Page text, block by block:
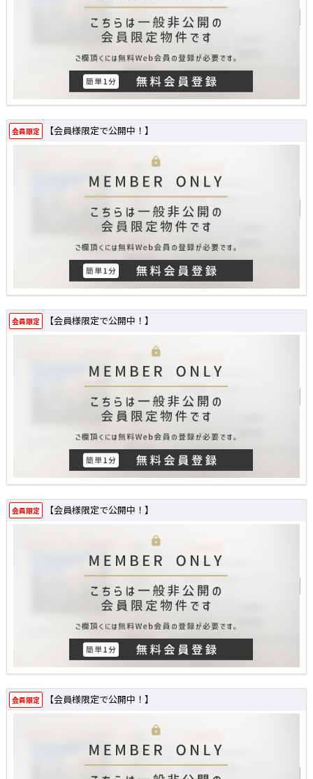
会員限定 【会員様限定で公開中！】
会員限定 【会員様限定で公開中！】
会員限定 【会員様限定で公開中！】
会員限定 【会員様限定で公開中！】